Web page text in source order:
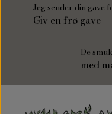
Jeg sender din gave
Giv en frø gave
De
med